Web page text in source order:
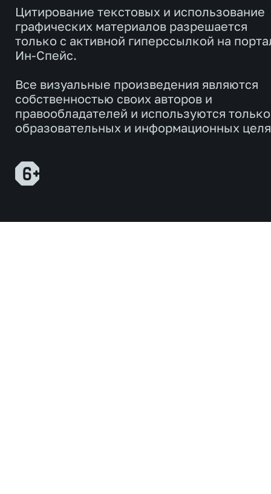
Цитирование текстовых и использование
графических материалов разрешается
только с активной гиперссылкой на
Ин-Спейс.
Все визуальные произведения являются
собственностью своих авторов и
правообладателей и используются
образовательных и информационных